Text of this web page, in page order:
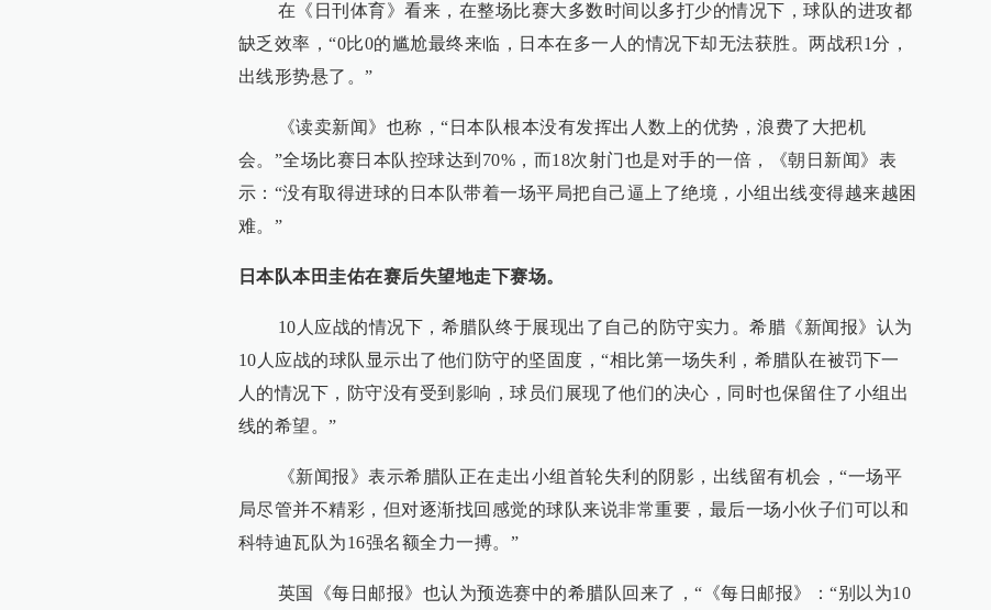
在《日刊体育》看来，在整场比赛大多数时间以多打少的情况下，球队的进攻都
缺乏效率，“0比0的尴尬最终来临，日本在多一人的情况下却无法获胜。两战积1分，
出线形势悬了。”
《读卖新闻》也称，“日本队根本没有发挥出人数上的优势，浪费了大把机
会。”全场比赛日本队控球达到70%，而18次射门也是对手的一倍，《朝日新闻》表
示：“没有取得进球的日本队带着一场平局把自己逼上了绝境，小组出线变得越来越困
难。”
日本队本田圭佑在赛后失望地走下赛场。
10人应战的情况下，希腊队终于展现出了自己的防守实力。希腊《新闻报》认为
10人应战的球队显示出了他们防守的坚固度，“相比第一场失利，希腊队在被罚下一
人的情况下，防守没有受到影响，球员们展现了他们的决心，同时也保留住了小组出
线的希望。”
《新闻报》表示希腊队正在走出小组首轮失利的阴影，出线留有机会，“一场平
局尽管并不精彩，但对逐渐找回感觉的球队来说非常重要，最后一场小伙子们可以和
科特迪瓦队为16强名额全力一搏。”
英国《每日邮报》也认为预选赛中的希腊队回来了，“《每日邮报》：“别以为10